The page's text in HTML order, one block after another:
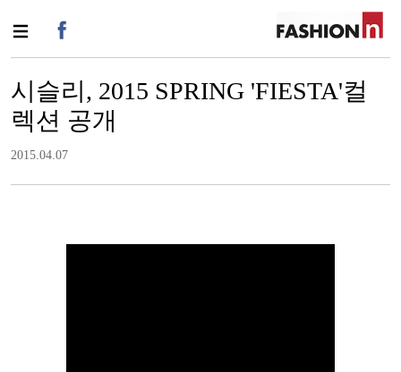
시슬리, 2015 SPRING 'FIESTA'컬
렉션 공개
2015.04.07